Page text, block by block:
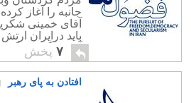
جانبه را آغاز
آقای خمینی
آید. به گفته
ریزودرشت،
۷ پخش
افتادن به پای رهبر